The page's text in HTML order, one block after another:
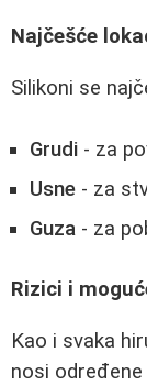
Najčešće
Silikoni se
Grudi - za
Usne - za
Guza - za
Rizici i
Kao i svaka
nosi određene